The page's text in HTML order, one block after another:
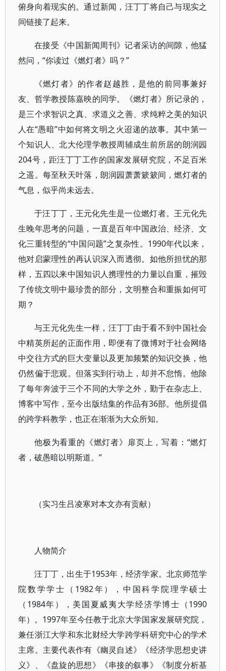
俯身向着现实的。通过新闻，汪丁丁将自己与现实之
间链接了起来。
在接受《中国新闻周刊》记者采访的间隙，他猛
然问，“你读过《燃灯者》吗？”
《燃灯者》的作者赵越胜，是他的前同事兼好
友、哲学教授陈嘉映的同学。《燃灯者》所记录的，
是三个求智识之真、求道义之善、求纯粹之美的知识
人在“愚暗”中如何将文明之火迢递的故事。其中第一
个知识人、北大伦理学教授周辅成生前所居的朗润园
204号，距汪丁丁工作的国家发展研究院，不足百米
之遥。每至秋天叶落，朗润园萧萧簌簌间，燃灯者的
气息，似乎尚未远去。
于汪丁丁，王元化先生是一位燃灯者。王元化先
生晚年思考的问题，一直是百年中国政治、经济、文
化三重转型的“中国问题”之复杂性。1990年代以来，
他对启蒙理性的再认识深入而透彻。如他所担忧的那
样，五四以来中国知识人携理性的力量以自重，摧毁
了传统文明中最珍贵的部分，文明整合和重振如何可
期？
与王元化先生一样，汪丁丁由于看不到中国社会
中精英所起的正面作用，即便有了微博对于社会网络
中交往方式的巨大变量以及更加频繁的知识交换，他
仍然偏于悲观。但落实到行动上，却并不怠惰。他除
了每年奔波于三个不同的大学之外，勤于在杂志上、
博客中写作，至今出版结集的作品有36部。他所提倡
的跨学科教学，也正在渐渐为大众所知。
他极为看重的《燃灯者》扉页上，写着：“燃灯
者，破愚暗以明斯道。”
（实习生吕凌寒对本文亦有贡献）
人物简介
汪丁丁，出生于1953年，经济学家。北京师范学
院数学学士（1982年），中国科学院理学硕士
（1984年），美国夏威夷大学经济学博士（1990
年）。1997年至今任教于北京大学国家发展研究院，
兼任浙江大学和东北财经大学跨学科研究中心的学术
主席。主要代表作有《幽灵自述》《经济学思想史讲
义》、《盘旋的思想》《串接的叙事》《制度分析基